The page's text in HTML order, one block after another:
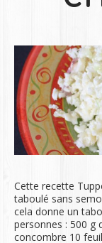
Cette recette
taboulé sans
cela donne un
personnes : 500 g
concombre 10